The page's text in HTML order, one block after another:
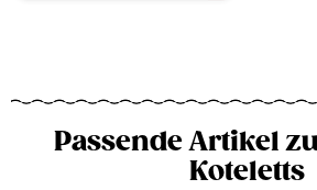
Passende Artikel
Koteletts